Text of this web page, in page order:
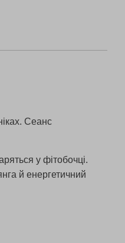
Сеанс
у фітобочці.
й енергетичний